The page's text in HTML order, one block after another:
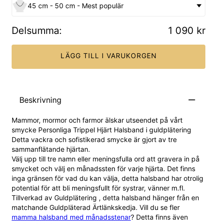
45 cm - 50 cm - Mest populär
Delsumma: 1 090 kr
LÄGG TILL I VARUKORGEN
Beskrivning
Mammor, mormor och farmor älskar utseendet på vårt
smycke Personliga Trippel Hjärt Halsband i guldplätering
Detta vackra och sofistikerad smycke är gjort av tre
sammanflätande hjärtan.
Välj upp till tre namn eller meningsfulla ord att gravera in på
smycket och välj en månadssten för varje hjärta. Det finns
inga gränsen för vad du kan välja, detta halsband har otrolig
potential för att bli meningsfullt för systrar, vänner m.fl.
Tillverkad av Guldplätering , detta halsband hänger från en
matchande Guldpläterad Ärtlänkskedja. Vill du se fler
mamma halsband med månadsstenar? Detta finns även